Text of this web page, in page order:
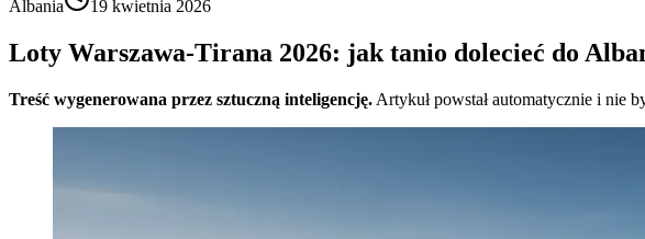
Albania
19 kwietnia 2026
Loty Warszawa-Tirana 2026: jak tanio dolecieć do
Treść wygenerowana przez sztuczną inteligencję. Artykuł powstał automatycznie i nie